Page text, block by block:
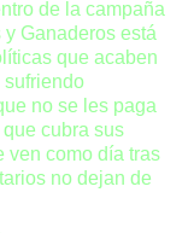
de la campaña
Ganaderos está
que acaben
no se les paga
cubra sus
ven como día tras
no dejan de